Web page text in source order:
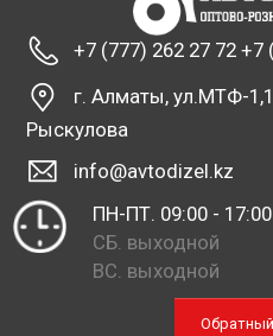
+7 (777) 262 27 72 +7
г. Алматы, ул.МТФ-
Рыскулова
info@avtodizel.kz
ПН-ПТ. 09:00 - 17:00
СБ. выходной
ВС. выходной